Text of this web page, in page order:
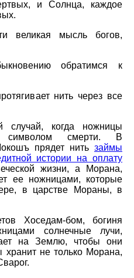
и Солнца, каждое
великая мысль богов,
обратимся к
нить через все
случай, когда ножницы
символом смерти. В
прядет нить займы
истории на оплату
жизни, а Морана,
ее ножницами, которые
в царстве Мораны, в
Хоседам-бом, богиня
солнечные лучи,
на Землю, чтобы они
не только Морана,